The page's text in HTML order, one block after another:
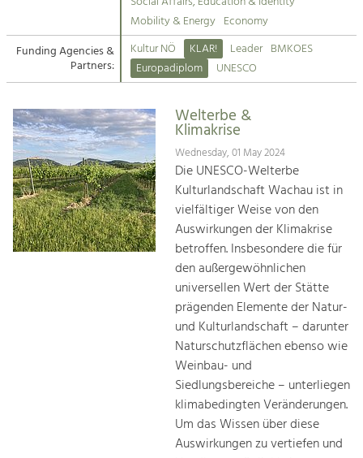
Suche
Impressum
Kontakt
Tourism
Offer Development and Positioning
Art & Culture
Crafts, Science and Research.
Social Affairs, Education
& Identity
Equality, Youth and Integration.
Climate Change, Public Transport and
Increase in Regional Value Added.
Mobility & Energy Economy
Funding Agencies &
Partners:
Kultur NÖ KLAR! Leader BMKOES
Europadiplom
UNESCO
Welterbe &
Klimakrise
Wednesday, 01 May 2024
Die UNESCO-Welterbe
Kulturlandschaft Wachau ist in
vielfältiger Weise von den
Auswirkungen der Klimakrise
betroffen. Insbesondere die für
den außergewöhnlichen
universellen Wert der Stätte
prägenden Elemente der Natur-
und Kulturlandschaft – darunter
Naturschutzflächen ebenso wie
Weinbau- und
Siedlungsbereiche – unterliegen
klimabedingten Veränderungen.
Um das Wissen über diese
Auswirkungen zu vertiefen und